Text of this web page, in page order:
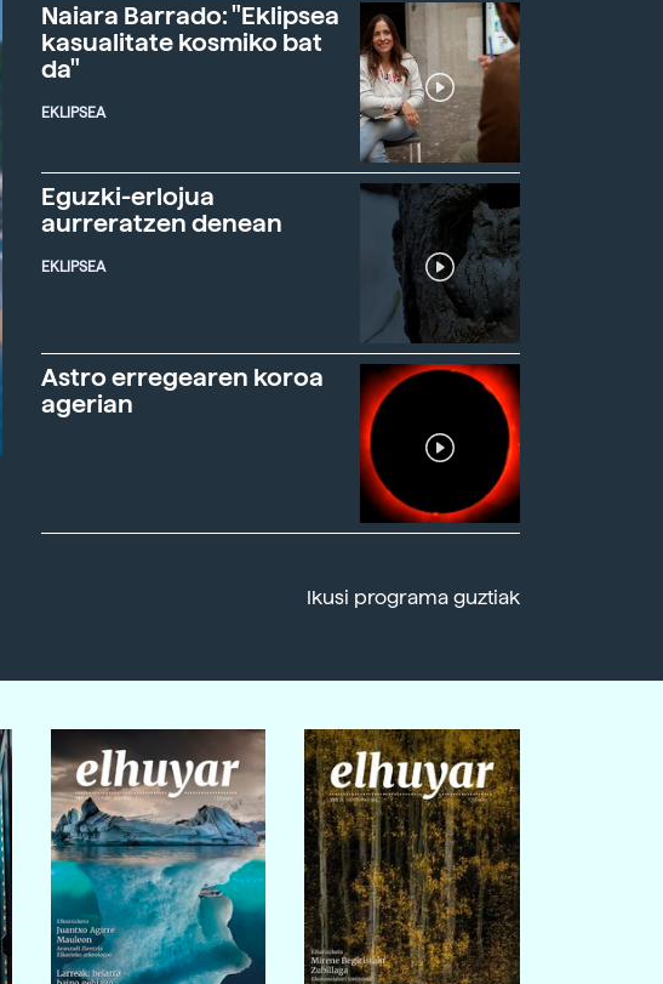
Naiara Barrado: "Eklipsea
kasualitate kosmiko bat
da"
EKLIPSEA
Eguzki-erlojua
aurreratzen denean
EKLIPSEA
Astro erregearen koroa
agerian
Ikusi programa guztiak